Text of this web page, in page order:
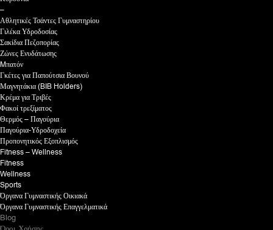
–
Αθλητικές Τσάντες Γυμναστηρίου
Γιλέκα Υδροδοσίας
Σακίδια Πεζοπορίας
Ζώνες Ενυδάτωσης
Mπατόν
Γκέτες για Παπούτσια Βουνού
Μαγνητάκια (BIB Holders)
Κρέμα για Τριβές
Φακοί τρεξίματος
Θερμός – Παγούρια
Παγούρια-Υδροδοχεία
Προπονητικός Εξοπλισμός
Fitness – Wellness
Fitness
Wellness
Sports
Όργανα Γυμναστικής Οικιακά
Όργανα Γυμναστικής Επαγγελματικά
Blog